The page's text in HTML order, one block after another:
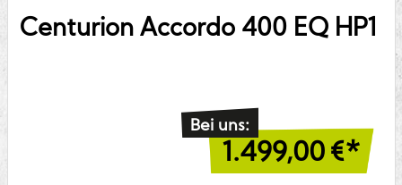
CenturionAccordo 400 EQ HP1
Bei uns:
1.499,00 €*